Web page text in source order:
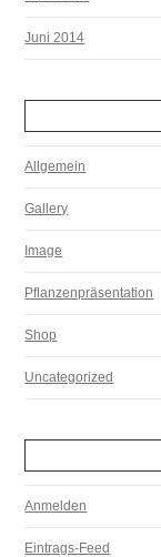
Juni 2014
Allgemein
Gallery
Image
Pflanzenpräsentation
Shop
Uncategorized
Anmelden
Eintrags-Feed